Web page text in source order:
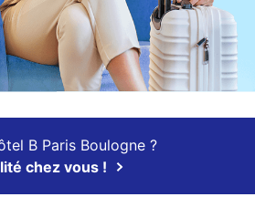
B Paris Boulogne ?
chez vous !